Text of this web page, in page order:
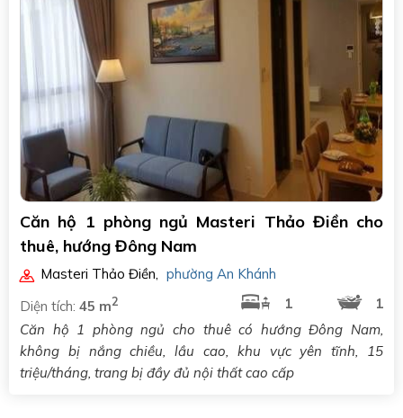
Căn hộ 1 phòng ngủ Masteri Thảo Điền cho
thuê, hướng Đông Nam
Masteri Thảo Điền
phường An Khánh
Diện tích: 45 m2 1
1
Căn hộ 1 phòng ngủ cho thuê có hướng Đông Nam,
không bị nắng chiều, lầu cao, khu vực yên tĩnh, 15
triệu/tháng, trang bị đầy đủ nội thất cao cấp